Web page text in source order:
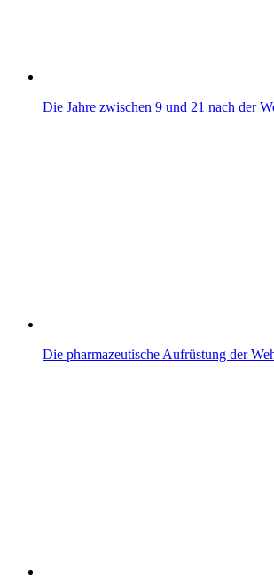
Die Jahre zwischen 9 und 21 nach der
Die pharmazeutische Aufrüstung der